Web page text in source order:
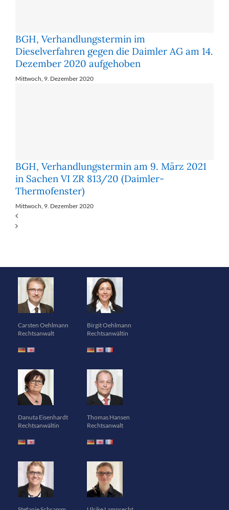
BGH, Verhandlungstermin im
Dieselverfahren gegen die Daimler AG am 14.
Dezember 2020 aufgehoben
Mittwoch, 9. Dezember 2020
BGH, Verhandlungstermin am 9. März 2021
in Sachen VI ZR 813/20 (Daimler-
Thermofenster)
Mittwoch, 9. Dezember 2020
Carsten Oehlmann
Rechtsanwalt
Birgit Oehlmann
Rechtsanwältin
Danuta Eisenhardt
Rechtsanwältin
Thomas Hansen
Rechtsanwalt